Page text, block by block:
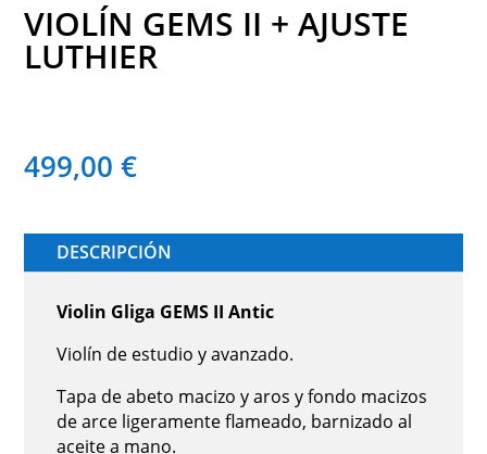
VIOLÍN GEMS II + AJUSTE
LUTHIER
499,00€
DESCRIPCIÓN
Violin Gliga GEMS II Antic
Violín de estudio y avanzado.
Tapa de abeto macizo y aros y fondo macizos
de arce ligeramente flameado, barnizado al
aceite a mano.